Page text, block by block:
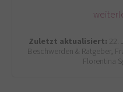
Zuletzt aktualisiert: 22.
Beschwerden & Ratgeber,
Florentina